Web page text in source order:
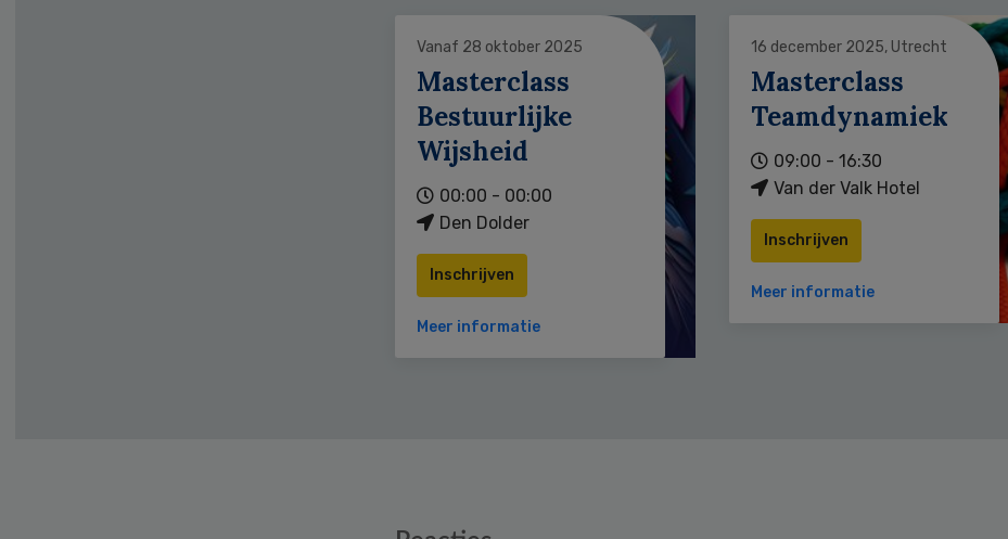
Vanaf 28 oktober 2025
Masterclass
Bestuurlijke
Wijsheid
00:00 - 00:00
Den Dolder
Inschrijven
Meer informatie
16 december 2025, Utrecht
Masterclass
Teamdynamiek
09:00 - 16:30
Van der Valk Hotel
Inschrijven
Meer informatie